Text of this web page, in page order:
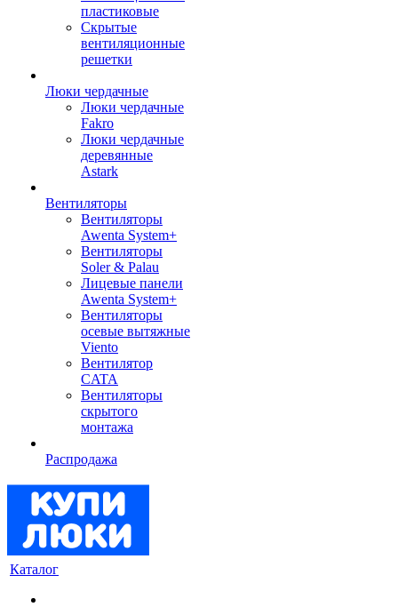
пластиковые
Скрытые
вентиляционные
решетки
Люки чердачные
Люки чердачные
Fakro
Люки чердачные
деревянные
Astark
Вентиляторы
Вентиляторы
Awenta System+
Вентиляторы
Soler & Palau
Лицевые панели
Awenta System+
Вентиляторы
осевые вытяжные
Viento
Вентилятор
CATA
Вентиляторы
скрытого
монтажа
Распродажа
Каталог